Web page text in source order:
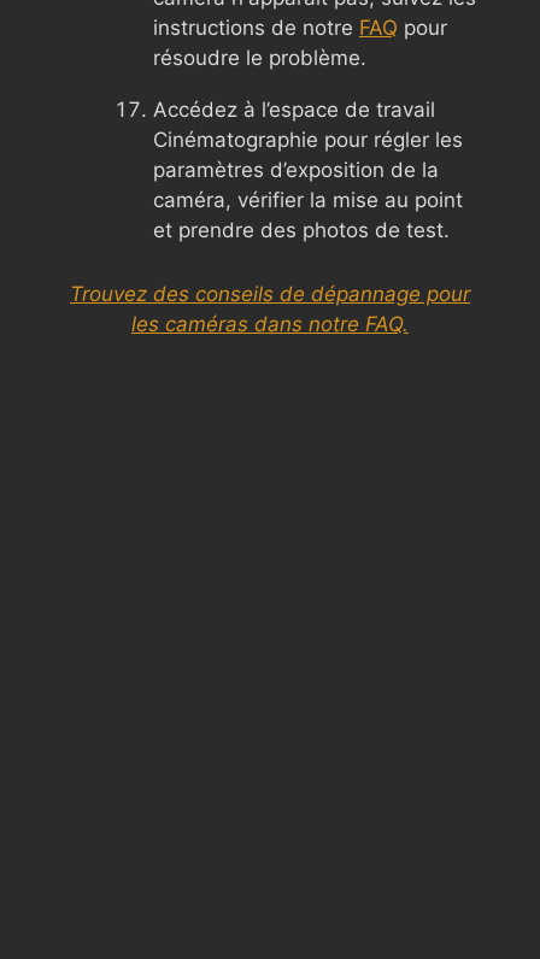
instructions de notre FAQ pour
résoudre le problème.
Accédez à l’espace de travail
Cinématographie pour régler les
paramètres d’exposition de la
caméra, vérifier la mise au point
et prendre des photos de test.
Trouvez des conseils de dépannage pour
les caméras dans notre FAQ.